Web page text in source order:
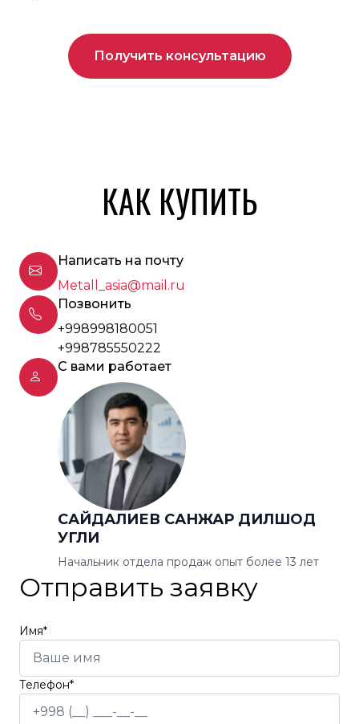
Получить консультацию
КАК КУПИТЬ
Написать на почту
Metall_asia@mail.ru
Позвонить
+998998180051
+998785550222
С вами работает
САЙДАЛИЕВ САНЖАР ДИЛШОД
УГЛИ
Начальник отдела продаж опыт более 13 лет
Отправить заявку
Имя*
Телефон*